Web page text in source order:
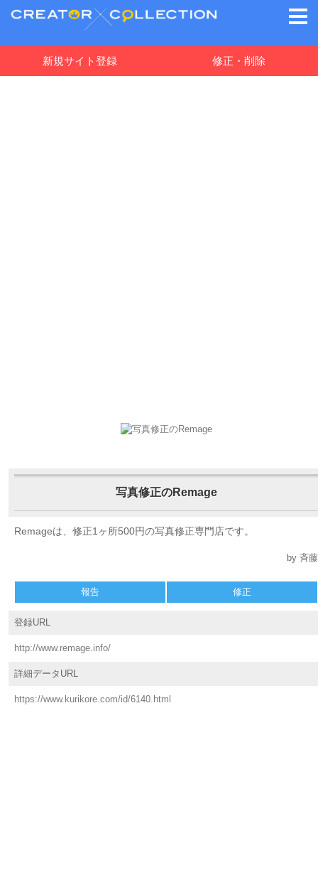
新規サイト登録 修正・削除
写真修正のRemage
Remageは、修正1ヶ所500円の写真修正専門店です。
by 斉藤
報告 修正
登録URL
http://www.remage.info/
詳細データURL
https://www.kurikore.com/id/6140.html